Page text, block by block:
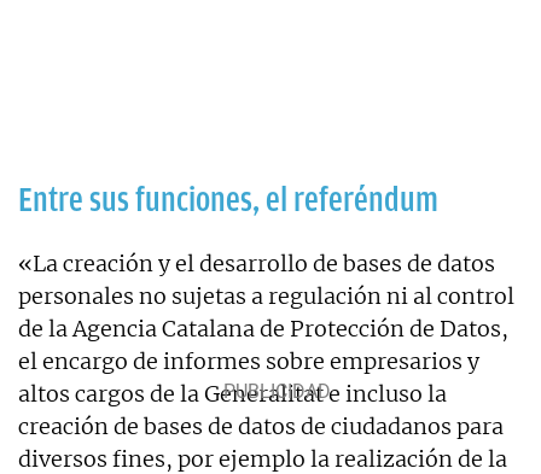
Entre sus funciones, el referéndum
«La creación y el desarrollo de bases de datos
personales no sujetas a regulación ni al control
de la Agencia Catalana de Protección de Datos,
el encargo de informes sobre empresarios y
altos cargos de la Generalitat e incluso la
creación de bases de datos de ciudadanos para
diversos fines, por ejemplo la realización de la